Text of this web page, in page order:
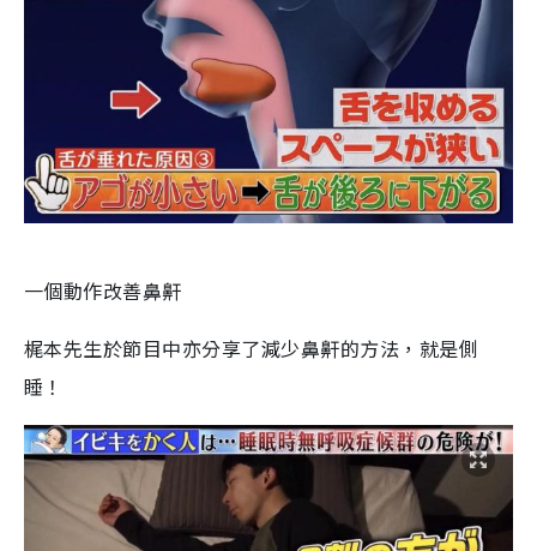
一個動作改善鼻鼾
梶本先生於節目中亦分享了減少鼻鼾的方法，就是側
睡！